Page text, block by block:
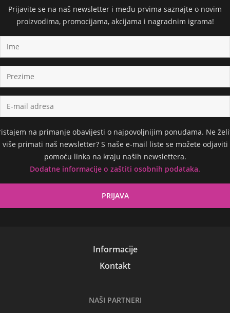
Prijavite se na naš newsletter i među prvima saznajte o novim
proizvodima, promocijama, akcijama i nagradnim igrama!
na primanje obavijesti o najpovoljnijim ponudama. Ne
više primati naš newsletter? S naše e-mail liste se možete odjaviti
pomoću linka na kraju naših newslettera.
Dodatne informacije o zaštiti osobnih podataka.
Informacije
Kontakt
NAŠI PARTNERI